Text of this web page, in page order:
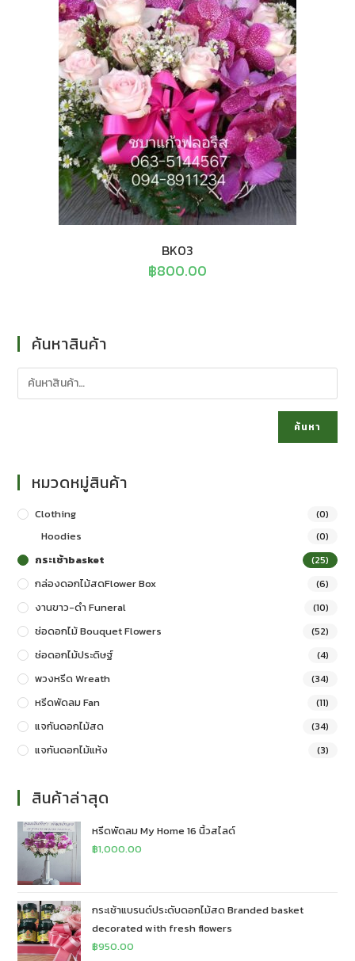
BK03
฿800.00
ค้นหาสินค้า
ค้นหา
หมวดหมู่สินค้า
Clothing (0)
Hoodies (0)
กระเช้าbasket (25)
กล่องดอกไม้สดFlower Box (6)
งานขาว-ดำ Funeral (10)
ช่อดอกไม้ Bouquet Flowers (52)
ช่อดอกไม้ประดิษฐ์ (4)
พวงหรีด Wreath (34)
หรีดพัดลม Fan (11)
แจกันดอกไม้สด (34)
แจกันดอกไม้แห้ง (3)
สินค้าล่าสุด
หรีดพัดลม My Home 16 นิ้วสไลด์
฿1,000.00
กระเช้าแบรนด์ประดับดอกไม้สด Branded basket
decorated with fresh flowers
฿950.00